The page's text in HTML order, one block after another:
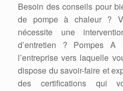
Besoin des conseils pour
de pompe à chaleur ?
nécessite une
d’entretien ? Pompes
l’entreprise vers laquelle
dispose du savoir-faire et
des certifications qui